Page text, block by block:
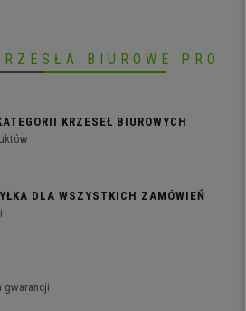
BIUROWE PRO
KRZESEŁ BIUROWYCH
DLA WSZYSTKICH ZAMÓWIEŃ
gwarancji